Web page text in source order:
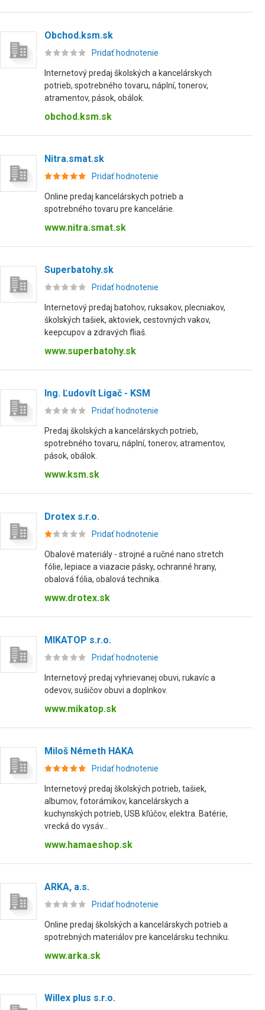
Obchod.ksm.sk
Pridať hodnotenie
Internetový predaj školských a kancelárskych
potrieb, spotrebného tovaru, náplní, tonerov,
atramentov, pások, obálok.
obchod.ksm.sk
Nitra.smat.sk
Pridať hodnotenie
Online predaj kancelárskych potrieb a
spotrebného tovaru pre kancelárie.
www.nitra.smat.sk
Superbatohy.sk
Pridať hodnotenie
Internetový predaj batohov, ruksakov, plecniakov,
školských tašiek, aktoviek, cestovných vakov,
keepcupov a zdravých fliaš.
www.superbatohy.sk
Ing. Ľudovít Ligač - KSM
Pridať hodnotenie
Predaj školských a kancelárskych potrieb,
spotrebného tovaru, náplní, tonerov, atramentov,
pások, obálok.
www.ksm.sk
Drotex s.r.o.
Pridať hodnotenie
Obalové materiály - strojné a ručné nano stretch
fólie, lepiace a viazacie pásky, ochranné hrany,
obalová fólia, obalová technika.
www.drotex.sk
MIKATOP s.r.o.
Pridať hodnotenie
Internetový predaj vyhrievanej obuvi, rukavíc a
odevov, sušičov obuvi a doplnkov.
www.mikatop.sk
Miloš Németh HAKA
Pridať hodnotenie
Internetový predaj školských potrieb, tašiek,
albumov, fotorámikov, kancelárskych a
kuchynských potrieb, USB kľúčov, elektra. Batérie,
vrecká do vysáv...
www.hamaeshop.sk
ARKA, a.s.
Pridať hodnotenie
Online predaj školských a kancelárskych potrieb a
spotrebných materiálov pre kancelársku techniku.
www.arka.sk
Willex plus s.r.o.